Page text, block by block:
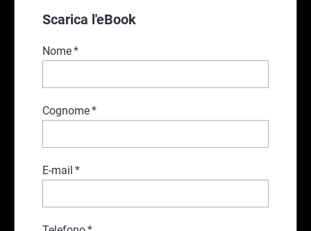
Scarica l'eBook
Nome*
Cognome*
E-mail *